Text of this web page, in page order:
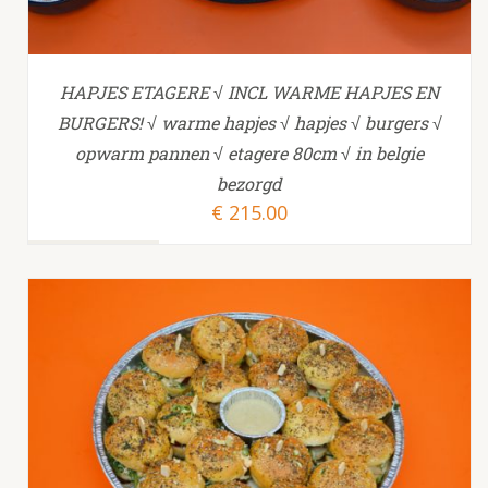
HAPJES ETAGERE √ INCL WARME HAPJES EN
BURGERS! √ warme hapjes √ hapjes √ burgers √
opwarm pannen √ etagere 80cm √ in belgie
bezorgd
€ 215.00
TOEVOEGEN AAN WINKELWAGEN /